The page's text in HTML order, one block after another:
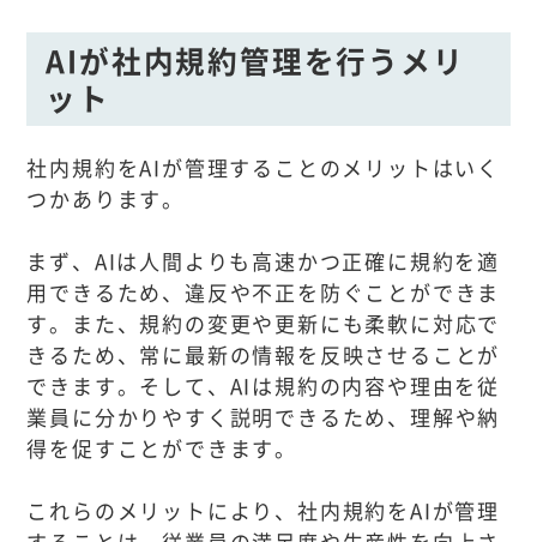
AIが社内規約管理を行うメリ
ット
社内規約をAIが管理することのメリットはいく
つかあります。
まず、AIは人間よりも高速かつ正確に規約を適
用できるため、違反や不正を防ぐことができま
す。また、規約の変更や更新にも柔軟に対応で
きるため、常に最新の情報を反映させることが
できます。そして、AIは規約の内容や理由を従
業員に分かりやすく説明できるため、理解や納
得を促すことができます。
これらのメリットにより、社内規約をAIが管理